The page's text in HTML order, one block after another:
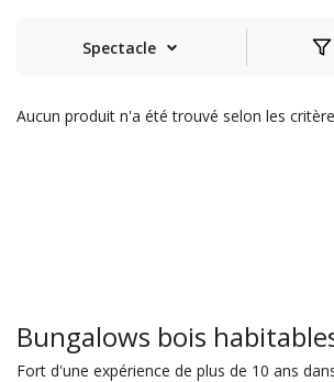
Spectacle
Aucun produit n'a été trouvé selon les
Bungalows bois
Fort d'une expérience de plus de 10 ans